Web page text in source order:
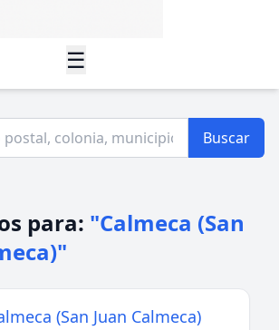
☰
Buscar
para: "Calmeca (San
(San Juan Calmeca)